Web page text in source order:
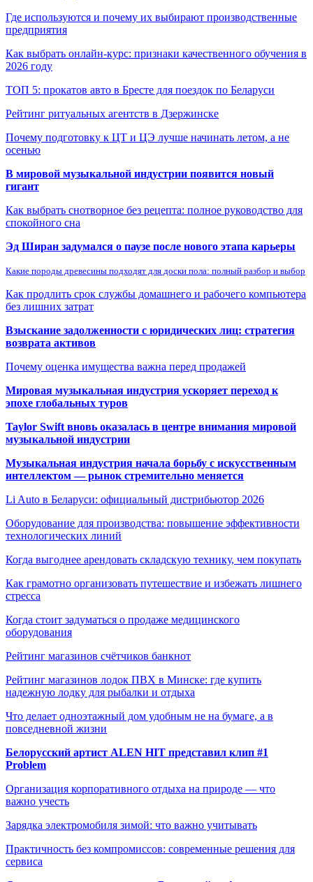
Где используются и почему их выбирают производственные
предприятия
Как выбрать онлайн-курс: признаки качественного обучения в
2026 году
ТОП 5: прокатов авто в Бресте для поездок по Беларуси
Рейтинг ритуальных агентств в Дзержинске
Почему подготовку к ЦТ и ЦЭ лучше начинать летом, а не
осенью
В мировой музыкальной индустрии появится новый
гигант
Как выбрать снотворное без рецепта: полное руководство для
спокойного сна
Эд Ширан задумался о паузе после нового этапа карьеры
Какие породы древесины подходят для доски пола: полный разбор и выбор
Как продлить срок службы домашнего и рабочего компьютера
без лишних затрат
Взыскание задолженности с юридических лиц: стратегия
возврата активов
Почему оценка имущества важна перед продажей
Мировая музыкальная индустрия ускоряет переход к
эпохе глобальных туров
Taylor Swift вновь оказалась в центре внимания мировой
музыкальной индустрии
Музыкальная индустрия начала борьбу с искусственным
интеллектом — рынок стремительно меняется
Li Auto в Беларуси: официальный дистрибьютор 2026
Оборудование для производства: повышение эффективности
технологических линий
Когда выгоднее арендовать складскую технику, чем покупать
Как грамотно организовать путешествие и избежать лишнего
стресса
Когда стоит задуматься о продаже медицинского
оборудования
Рейтинг магазинов счётчиков банкнот
Рейтинг магазинов лодок ПВХ в Минске: где купить
надежную лодку для рыбалки и отдыха
Что делает одноэтажный дом удобным не на бумаге, а в
повседневной жизни
Белорусский артист ALEN HIT представил клип #1
Problem
Организация корпоративного отдыха на природе — что
важно учесть
Зарядка электромобиля зимой: что важно учитывать
Практичность без компромиссов: современные решения для
сервиса